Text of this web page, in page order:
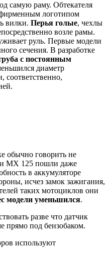
самую раму. Обтекателя
логотипом
вилки. Перья голые, чехлы
возле рамы.
руль. Первые модели
сечения. В разработке
с постоянным
диаметр
соответственно,
обычно говорить не
MX 125 пошли даже
в аккумуляторе
исчез замок зажигания,
таких мотоциклов они
модели уменьшился.
разве что датчик
прямо под бензобаком.
используют